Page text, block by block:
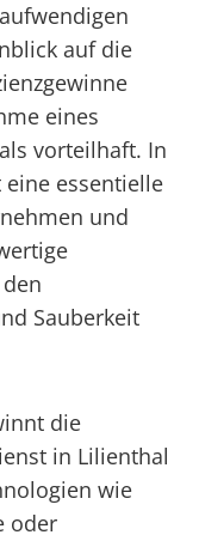
auf die
eines
vorteilhaft. In
essentielle
und
Sauberkeit
die
in Lilienthal
wie
oder